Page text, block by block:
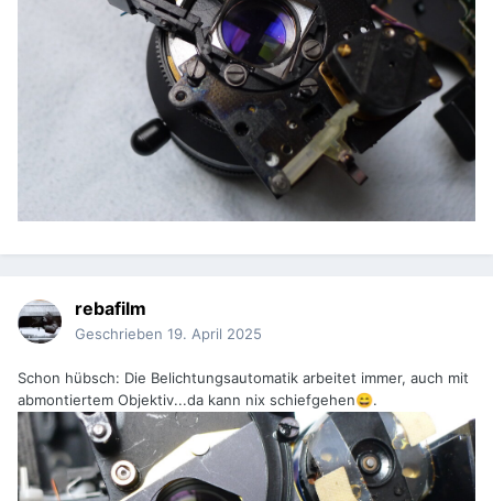
rebafilm
Geschrieben 19. April 2025
Schon hübsch: Die Belichtungsautomatik arbeitet immer, auch mit
abmontiertem Objektiv...da kann nix schiefgehen😄.